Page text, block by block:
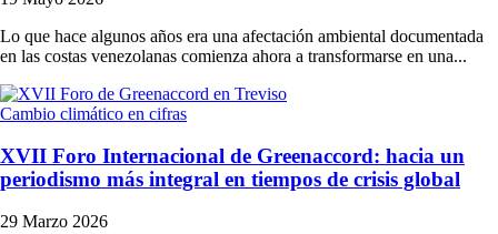
Lo que hace algunos años era una afectación ambiental documentada
en las costas venezolanas comienza ahora a transformarse en una...
Cambio climático en cifras
XVII Foro Internacional de Greenaccord: hacia un
periodismo más integral en tiempos de crisis global
29 Marzo 2026